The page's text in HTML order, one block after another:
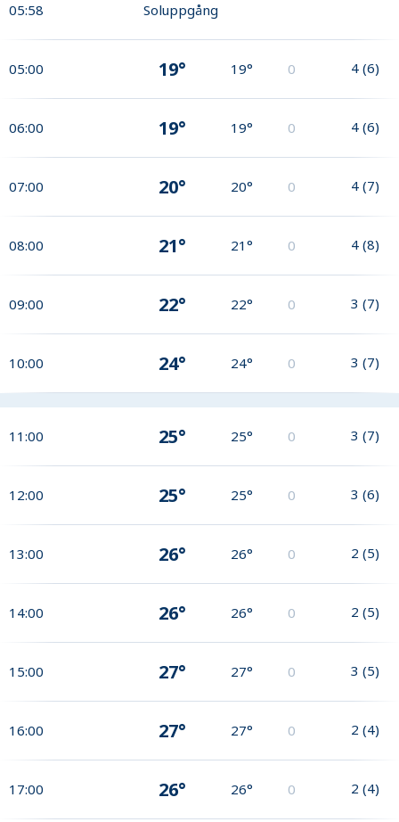
05:58 Soluppgång
05:00 19° 19° 0 4 (6)
06:00 19° 19° 0 4 (6)
07:00 20° 20° 0 4 (7)
08:00 21° 21° 0 4 (8)
09:00 22° 22° 0 3 (7)
10:00 24° 24° 0 3 (7)
11:00 25° 25° 0 3 (7)
12:00 25° 25° 0 3 (6)
13:00 26° 26° 0 2 (5)
14:00 26° 26° 0 2 (5)
15:00 27° 27° 0 3 (5)
16:00 27° 27° 0 2 (4)
17:00 26° 26° 0 2 (4)